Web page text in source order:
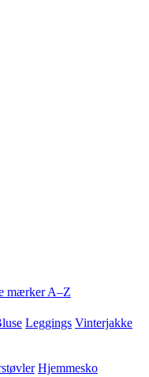
mærker A–Z
Leggings Vinterjakke
Hjemmesko